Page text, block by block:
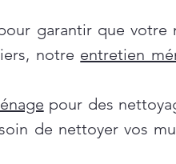
garantir que votre
notre entretien
pour des
de nettoyer vos